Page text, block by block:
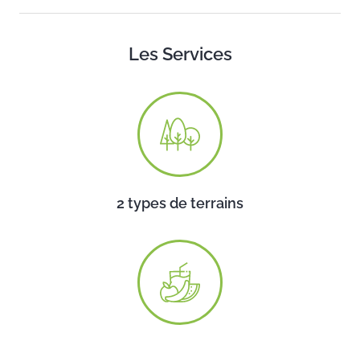
Les Services
2 types de terrains